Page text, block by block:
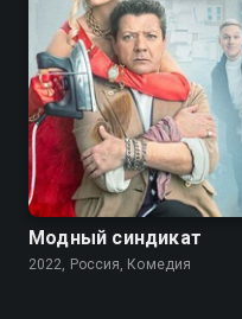
7.6
Модный синдикат
2022, Россия, Комедия